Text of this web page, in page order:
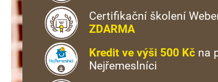
Certifikační školení
ZDARMA
Kredit ve výši 500 Kč na
Nejřemeslníci